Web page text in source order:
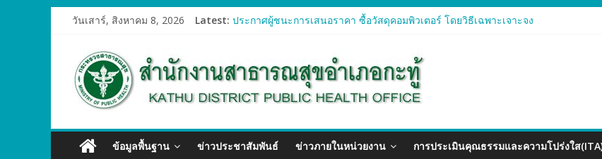
วันเสาร์, สิงหาคม 8, 2026 Latest: ประกาศผู้ชนะการเสนอราคา ซื้อวัสดุคอมพิวเตอร์ โดยวิธีเฉพาะเจาะจง
ประกาศผู้ชนะการเสนอรา ซื้อวัสดุงานบ้านงานครัว โดยวิธีเฉพาะเจาะจง
ประกาศผู้ชนะการเสนอราคา ซื้อวัสดุสำนักงาน โดยวิธีเฉพาะเจาะจง
ข้อมูลพื้นฐาน ข่าวประชาสัมพันธ์ ข่าวภายในหน่วยงาน การประเมินคุณธรรมและความโปร่งใส